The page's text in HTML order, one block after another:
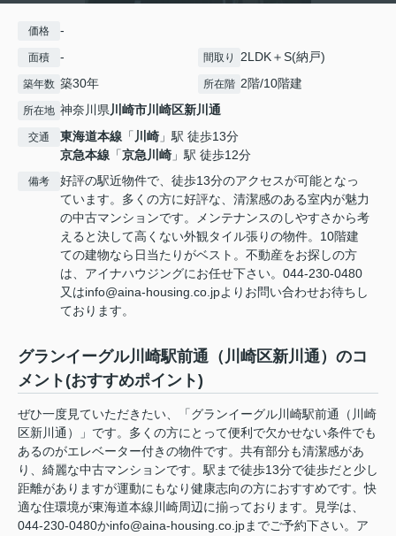
価格 -
面積 - 間取り 2LDK＋S(納戸)
築年数 築30年 所在階 2階/10階建
所在地 神奈川県川崎市川崎区新川通
交通 東海道本線 「 川崎 」駅 徒歩13分
京急本線 「京急川崎 」駅 徒歩12分
備考
好評の駅近物件で、徒歩13分のアクセスが可能となっ
ています。多くの方に好評な、清潔感のある室内が魅力
の中古マンションです。メンテナンスのしやすさから考
えると決して高くない外観タイル張りの物件。10階建
ての建物なら日当たりがベスト。不動産をお探しの方
は、アイナハウジングにお任せ下さい。044-230-0480
又はinfo@aina-housing.co.jpよりお問い合わせお待ちし
ております。
グランイーグル川崎駅前通（川崎区新川通）のコ
メント(おすすめポイント)
ぜひ一度見ていただきたい、「グランイーグル川崎駅前通（川崎
区新川通）」です。多くの方にとって便利で欠かせない条件でも
あるのがエレベーター付きの物件です。共有部分も清潔感があ
り、綺麗な中古マンションです。駅まで徒歩13分で徒歩だと少し
距離がありますが運動にもなり健康志向の方におすすめです。快
適な住環境が東海道本線川崎周辺に揃っております。見学は、
044-230-0480かinfo@aina-housing.co.jpまでご予約下さい。ア